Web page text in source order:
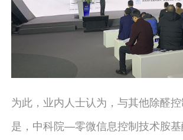
为此，业内人士认为，与其他除醛
是，中科院—零微信息控制技术胺